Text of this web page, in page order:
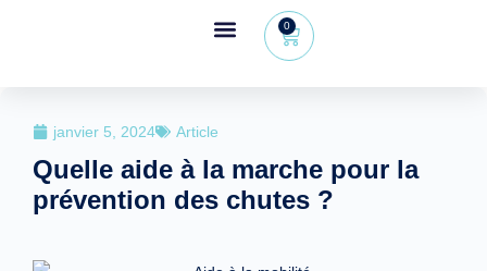
0
janvier 5, 2024 Article
Quelle aide à la marche pour la
prévention des chutes ?